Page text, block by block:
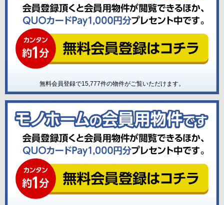
無料会員登録で15,777件の物件がご覧いただけます。